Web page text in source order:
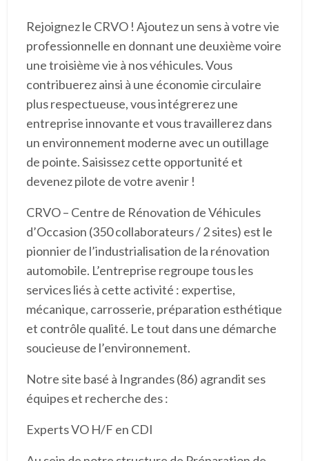
Rejoignez le CRVO ! Ajoutez un sens à votre vie
professionnelle en donnant une deuxième voire
une troisième vie à nos véhicules. Vous
contribuerez ainsi à une économie circulaire
plus respectueuse, vous intégrerez une
entreprise innovante et vous travaillerez dans
un environnement moderne avec un outillage
de pointe. Saisissez cette opportunité et
devenez pilote de votre avenir !
CRVO – Centre de Rénovation de Véhicules
d’Occasion (350 collaborateurs / 2 sites) est le
pionnier de l’industrialisation de la rénovation
automobile. L’entreprise regroupe tous les
services liés à cette activité : expertise,
mécanique, carrosserie, préparation esthétique
et contrôle qualité. Le tout dans une démarche
soucieuse de l’environnement.
Notre site basé à Ingrandes (86) agrandit ses
équipes et recherche des :
Experts VO H/F en CDI